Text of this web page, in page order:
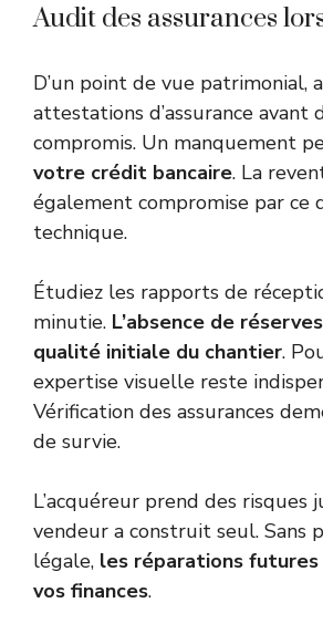
Audit des assurances
D’un point de vue patrimonial,
attestations d’assurance avant
compromis. Un manquement
votre crédit bancaire. La
également compromise par ce
technique.
Étudiez les rapports de
minutie. L’absence de
qualité initiale du chantier.
expertise visuelle reste
Vérification des assurances
de survie.
L’acquéreur prend des risques
vendeur a construit seul. Sans
légale, les réparations
vos finances.